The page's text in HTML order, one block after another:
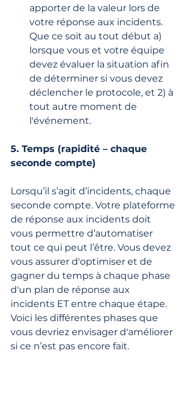
apporter de la valeur lors de
votre réponse aux incidents.
Que ce soit au tout début a)
lorsque vous et votre équipe
devez évaluer la situation afin
de déterminer si vous devez
déclencher le protocole, et 2) à
tout autre moment de
l'événement.
5. Temps (rapidité – chaque
seconde compte)
Lorsqu’il s’agit d’incidents, chaque
seconde compte. Votre plateforme
de réponse aux incidents doit
vous permettre d’automatiser
tout ce qui peut l’être. Vous devez
vous assurer d'optimiser et de
gagner du temps à chaque phase
d'un plan de réponse aux
incidents ET entre chaque étape.
Voici les différentes phases que
vous devriez envisager d'améliorer
si ce n’est pas encore fait.